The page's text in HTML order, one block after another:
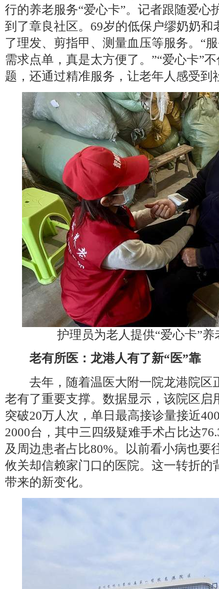
行的养老服务“爱心卡”。记者跟随爱心
到了章良社区。69岁的低保户缪奶奶和
了理发、剪指甲、测量血压等服务。“
需求点单，真是太方便了。”“爱心卡”
题，还通过精准服务，让老年人感受到
护理员为老人提供“爱心卡”
老有所医：龙港人有了新“医”靠
去年，随着温医大附一院龙港院区
老有了重要支撑。数据显示，该院区启
突破20万人次，单日最高接诊量接近
2000台，其中三四级疑难手术占比达
及周边患者占比80%。以前看小病也要
攸关却信赖家门口的医院。这一转折的
带来的新变化。